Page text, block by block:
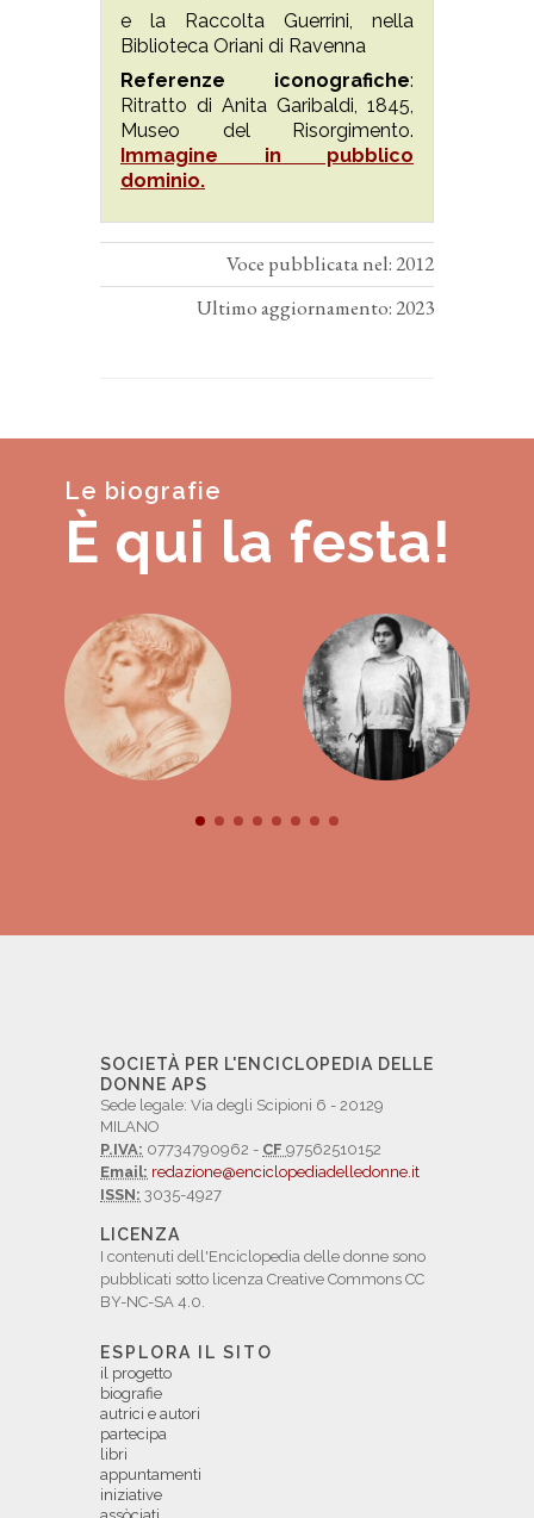
e la Raccolta Guerrini, nella
Biblioteca Oriani di Ravenna
Referenze iconografiche:
Ritratto di Anita Garibaldi, 1845,
Museo del Risorgimento.
Immagine in pubblico
dominio.
Voce pubblicata nel: 2012
Ultimo aggiornamento: 2023
Le biografie
È qui la festa!
SOCIETÀ PER L'ENCICLOPEDIA DELLE
DONNE APS
Sede legale: Via degli Scipioni 6 - 20129
MILANO
P.IVA: 07734790962 - CF 97562510152
Email: redazione@enciclopediadelledonne.it
ISSN: 3035-4927
LICENZA
I contenuti dell'Enciclopedia delle donne sono
pubblicati sotto licenza Creative Commons CC
BY-NC-SA 4.0.
ESPLORA IL SITO
il progetto
biografie
autrici e autori
partecipa
libri
appuntamenti
iniziative